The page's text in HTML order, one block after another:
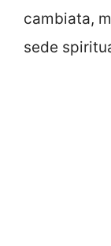
cambiata,
sede